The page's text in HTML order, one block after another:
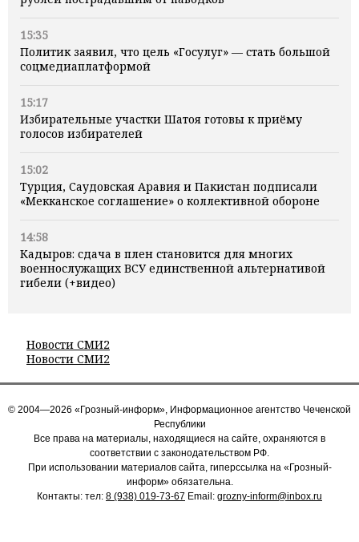
15:35
Политик заявил, что цель «Госулуг» — стать большой
соцмедиаплатформой
15:17
Избирательные участки Шатоя готовы к приёму
голосов избирателей
15:02
Турция, Саудовская Аравия и Пакистан подписали
«Мекканское соглашение» о коллективной обороне
14:58
Кадыров: сдача в плен становится для многих
военнослужащих ВСУ единственной альтернативой
гибели (+видео)
Новости СМИ2
Новости СМИ2
© 2004—2026 «Грозный-информ», Информационное агентство Чеченской
Республики
Все права на материалы, находящиеся на сайте, охраняются в
соответствии с законодательством РФ.
При использовании материалов сайта, гиперссылка на «Грозный-
информ» обязательна.
Контакты: тел: 8 (938) 019-73-67 Email: grozny-inform@inbox.ru